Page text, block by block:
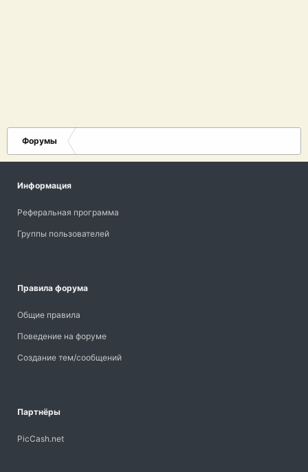
Форумы
Информация
Реферальная программа
Группы пользователей
Правила форума
Общие правила
Поведение на форуме
Создание тем/сообщений
Партнёры
PicCash.net